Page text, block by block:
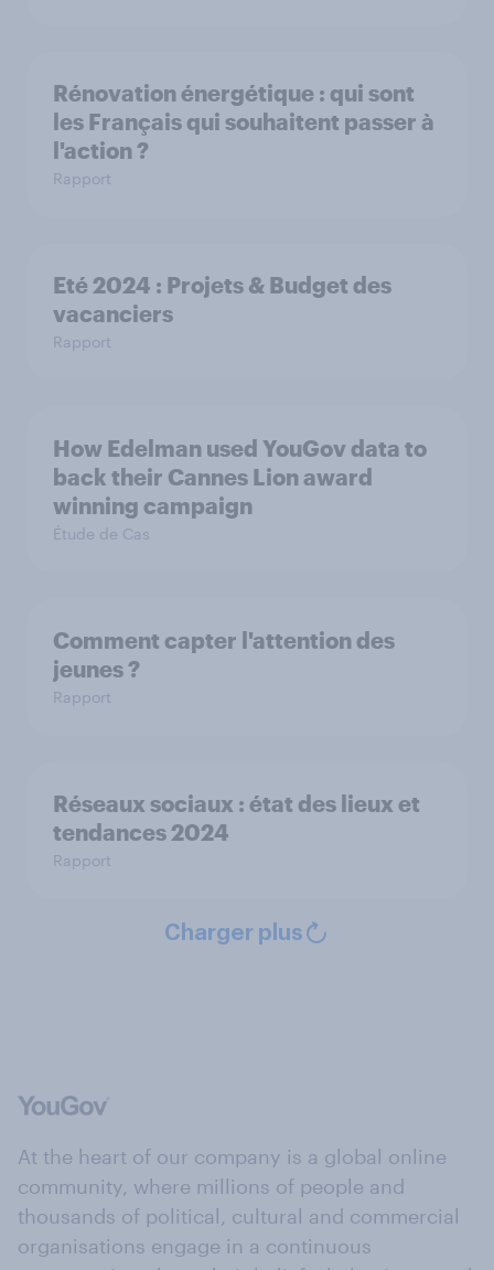
Rénovation énergétique : qui sont
les Français qui souhaitent passer à
l'action ?
Rapport
Eté 2024 : Projets & Budget des
vacanciers
Rapport
How Edelman used YouGov data to
back their Cannes Lion award
winning campaign
Étude de Cas
Comment capter l'attention des
jeunes ?
Rapport
Réseaux sociaux : état des lieux et
tendances 2024
Rapport
Charger plus
At the heart of our company is a global online
community, where millions of people and
thousands of political, cultural and commercial
organisations engage in a continuous